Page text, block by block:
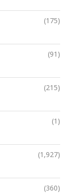
(175)
(91)
(215)
(1)
(1,927)
(360)